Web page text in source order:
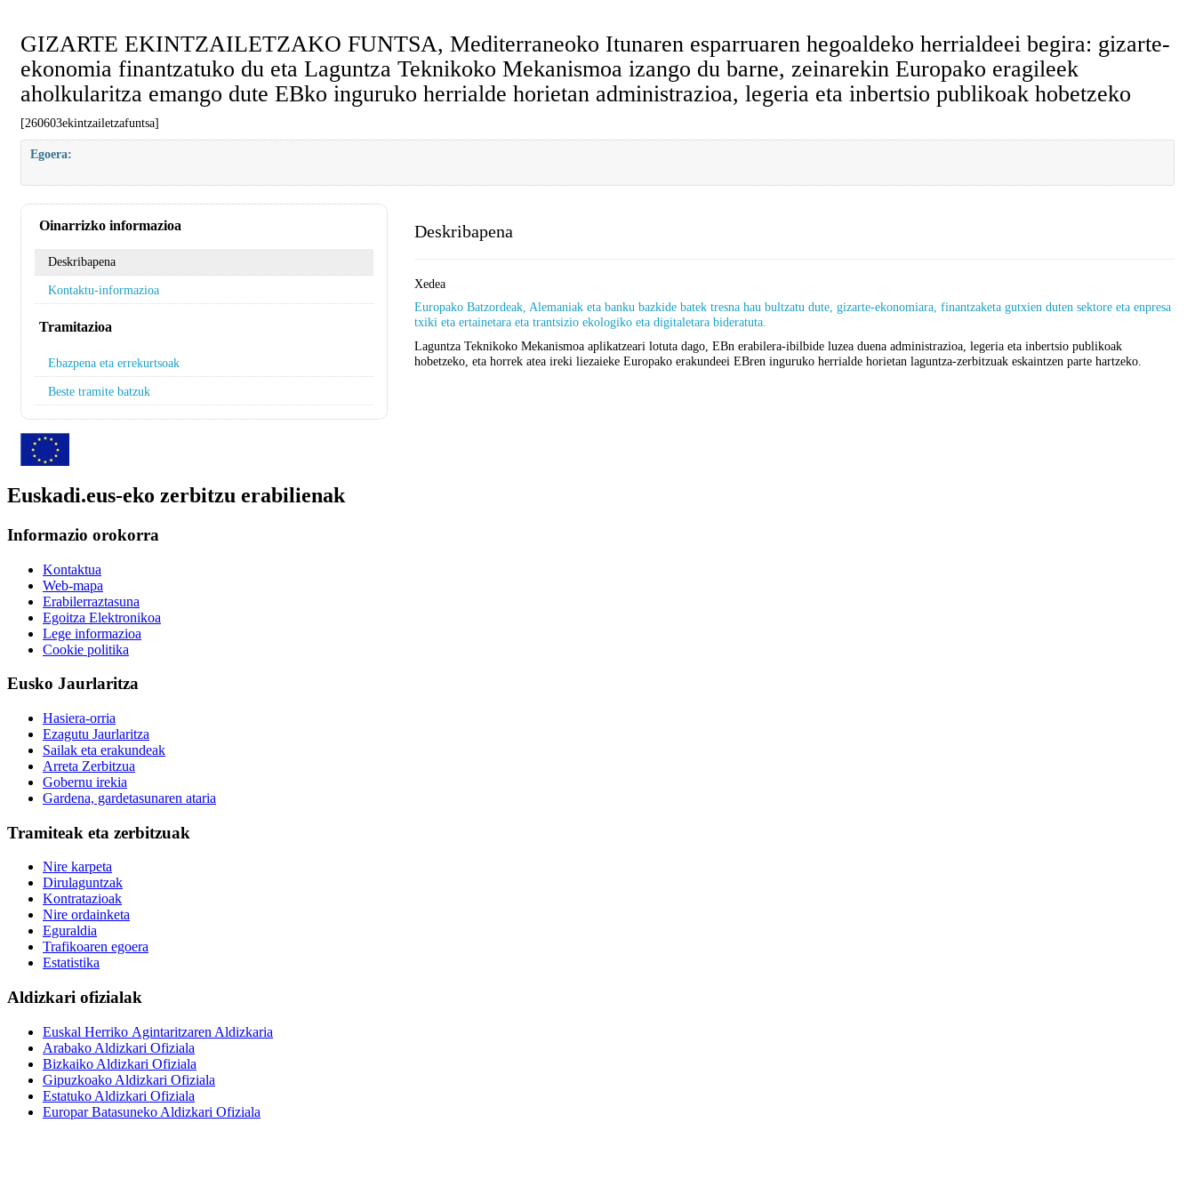
GIZARTE EKINTZAILETZAKO FUNTSA, Mediterraneoko Itunaren esparruaren hegoaldeko herrialdeei begira: gizarte-
ekonomia finantzatuko du eta Laguntza Teknikoko Mekanismoa izango du barne, zeinarekin Europako eragileek
aholkularitza emango dute EBko inguruko herrialde horietan administrazioa, legeria eta inbertsio publikoak hobetzeko
[260603ekintzailetzafuntsa]
Egoera:
Oinarrizko informazioa
Deskribapena
Kontaktu-informazioa
Tramitazioa
Ebazpena eta errekurtsoak
Beste tramite batzuk
Deskribapena
Xedea
Europako Batzordeak, Alemaniak eta banku bazkide batek tresna hau bultzatu dute, gizarte-ekonomiara, finantzaketa gutxien duten sektore eta enpresa
txiki eta ertainetara eta trantsizio ekologiko eta digitaletara bideratuta.
Laguntza Teknikoko Mekanismoa aplikatzeari lotuta dago, EBn erabilera-ibilbide luzea duena administrazioa, legeria eta inbertsio publikoak
hobetzeko, eta horrek atea ireki liezaieke Europako erakundeei EBren inguruko herrialde horietan laguntza-zerbitzuak eskaintzen parte hartzeko.
Euskadi.eus-eko zerbitzu erabilienak
Informazio orokorra
Kontaktua
Web-mapa
Erabilerraztasuna
Egoitza Elektronikoa
Lege informazioa
Cookie politika
Eusko Jaurlaritza
Hasiera-orria
Ezagutu Jaurlaritza
Sailak eta erakundeak
Arreta Zerbitzua
Gobernu irekia
Gardena, gardetasunaren ataria
Tramiteak eta zerbitzuak
Nire karpeta
Dirulaguntzak
Kontratazioak
Nire ordainketa
Eguraldia
Trafikoaren egoera
Estatistika
Aldizkari ofizialak
Euskal Herriko Agintaritzaren Aldizkaria
Arabako Aldizkari Ofiziala
Bizkaiko Aldizkari Ofiziala
Gipuzkoako Aldizkari Ofiziala
Estatuko Aldizkari Ofiziala
Europar Batasuneko Aldizkari Ofiziala